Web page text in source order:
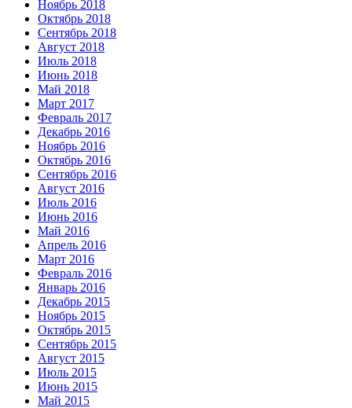
Ноябрь 2018
Октябрь 2018
Сентябрь 2018
Август 2018
Июль 2018
Июнь 2018
Май 2018
Март 2017
Февраль 2017
Декабрь 2016
Ноябрь 2016
Октябрь 2016
Сентябрь 2016
Август 2016
Июль 2016
Июнь 2016
Май 2016
Апрель 2016
Март 2016
Февраль 2016
Январь 2016
Декабрь 2015
Ноябрь 2015
Октябрь 2015
Сентябрь 2015
Август 2015
Июль 2015
Июнь 2015
Май 2015